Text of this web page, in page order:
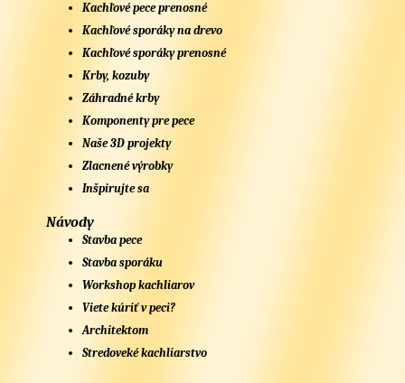
Kachľové pece prenosné
Kachľové sporáky na drevo
Kachľové sporáky prenosné
Krby, kozuby
Záhradné krby
Komponenty pre pece
Naše 3D projekty
Zlacnené výrobky
Inšpirujte sa
Návody
Stavba pece
Stavba sporáku
Workshop kachliarov
Viete kúriť v peci?
Architektom
Stredoveké kachliarstvo